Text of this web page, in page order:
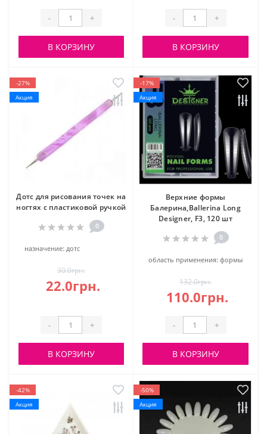
- +
В КОРЗИНУ
- +
В КОРЗИНУ
-27%
Акция
Дотс для рисования точек на
ногтях с пластиковой ручкой
0
назначение: дотс
30.0грн.
22.0грн.
- +
В КОРЗИНУ
-17%
Акция
Верхние формы
Балерина,Ballerina Long
Designer, F3, 120 шт
0
область применения: формы
132.0грн.
110.0грн.
- +
В КОРЗИНУ
-42%
Акция
-50%
Акция